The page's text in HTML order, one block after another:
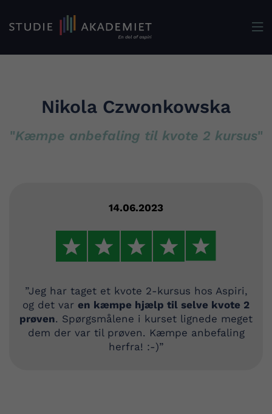

Nikola Czwonkowska
"Kæmpe anbefaling til kvote 2 kursus"
14.06.2023
”Jeg har taget et kvote 2-kursus hos Aspiri,
og det var en kæmpe hjælp til selve kvote 2
prøven. Spørgsmålene i kurset lignede meget
dem der var til prøven. Kæmpe anbefaling
herfra! :-)”